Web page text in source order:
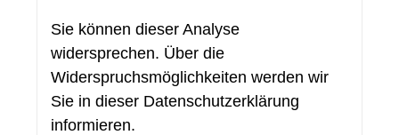
Sie können dieser Analyse
widersprechen. Über die
Widerspruchsmöglichkeiten werden wir
Sie in dieser Datenschutzerklärung
informieren.